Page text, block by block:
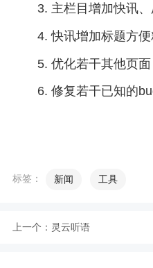
3. 主栏目增加快讯、
4. 快讯增加标题方
5. 优化若干其他页面
6. 修复若干已知的
标签： 新闻 工具
上一个： 灵云听语